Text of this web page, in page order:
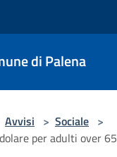
di Palena
Avvisi > Sociale >
per adulti over 65